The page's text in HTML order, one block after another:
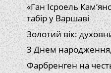
«Ган Ісроель
табір у Варшаві
Золотий вік:
З Днем народження,
Фарбренген на